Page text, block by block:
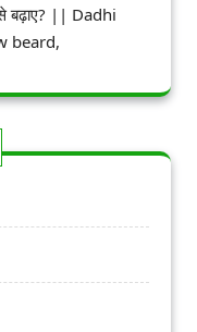
बढ़ाए? || Dadhi
beard,